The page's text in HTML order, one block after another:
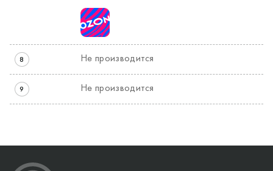
8 Не производится
9 Не производится